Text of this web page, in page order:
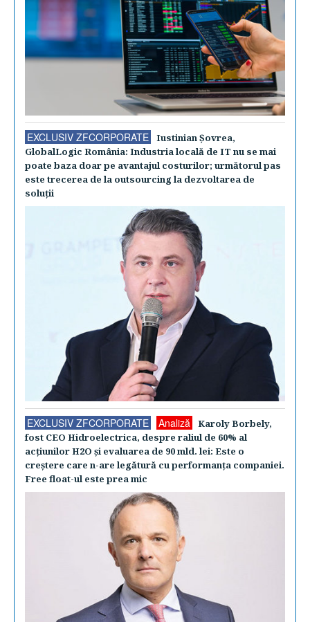
EXCLUSIV ZFCORPORATE
Iustinian Şovrea,
GlobalLogic România: Industria locală de IT nu se mai
poate baza doar pe avantajul costurilor; următorul pas
este trecerea de la outsourcing la dezvoltarea de
soluţii
EXCLUSIV ZFCORPORATE Analiză
Karoly Borbely,
fost CEO Hidroelectrica, despre raliul de 60% al
acţiunilor H2O şi evaluarea de 90 mld. lei: Este o
creştere care n-are legătură cu performanţa companiei.
Free float-ul este prea mic